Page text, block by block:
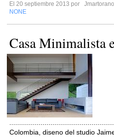
El 20 septiembre 2013 por
NONE
Casa Minimalista
Colombia, diseno del studio